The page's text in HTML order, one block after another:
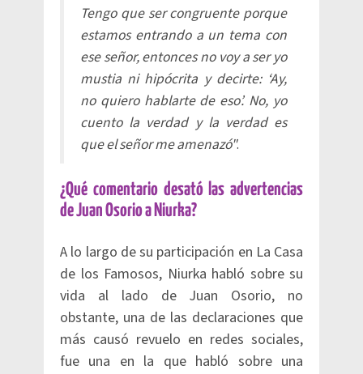
Tengo que ser congruente porque
estamos entrando a un tema con
ese señor, entonces no voy a ser yo
mustia ni hipócrita y decirte: ‘Ay,
no quiero hablarte de eso’. No, yo
cuento la verdad y la verdad es
que el señor me amenazó".
¿Qué comentario desató las advertencias
de Juan Osorio a Niurka?
A lo largo de su participación en La Casa
de los Famosos, Niurka habló sobre su
vida al lado de Juan Osorio, no
obstante, una de las declaraciones que
más causó revuelo en redes sociales,
fue una en la que habló sobre una